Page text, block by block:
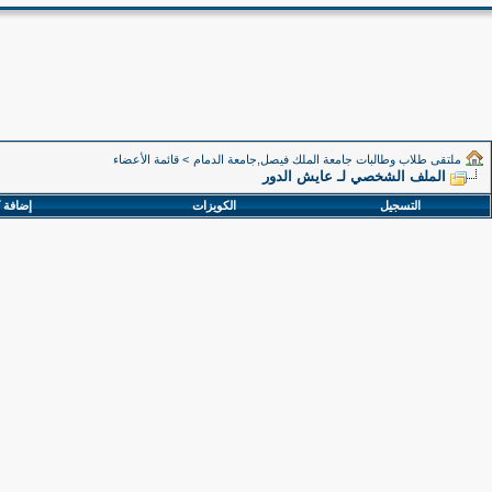
ملتقى طلاب وطالبات جامعة الملك فيصل,جامعة الدمام > قائمة الأعضاء
الملف الشخصي لـ عايش الدور
التسجيل الكويزات إضافة